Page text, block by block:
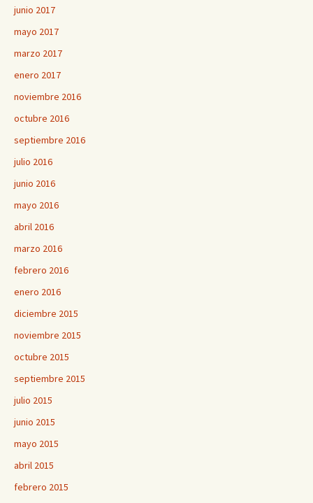
junio 2017
mayo 2017
marzo 2017
enero 2017
noviembre 2016
octubre 2016
septiembre 2016
julio 2016
junio 2016
mayo 2016
abril 2016
marzo 2016
febrero 2016
enero 2016
diciembre 2015
noviembre 2015
octubre 2015
septiembre 2015
julio 2015
junio 2015
mayo 2015
abril 2015
febrero 2015